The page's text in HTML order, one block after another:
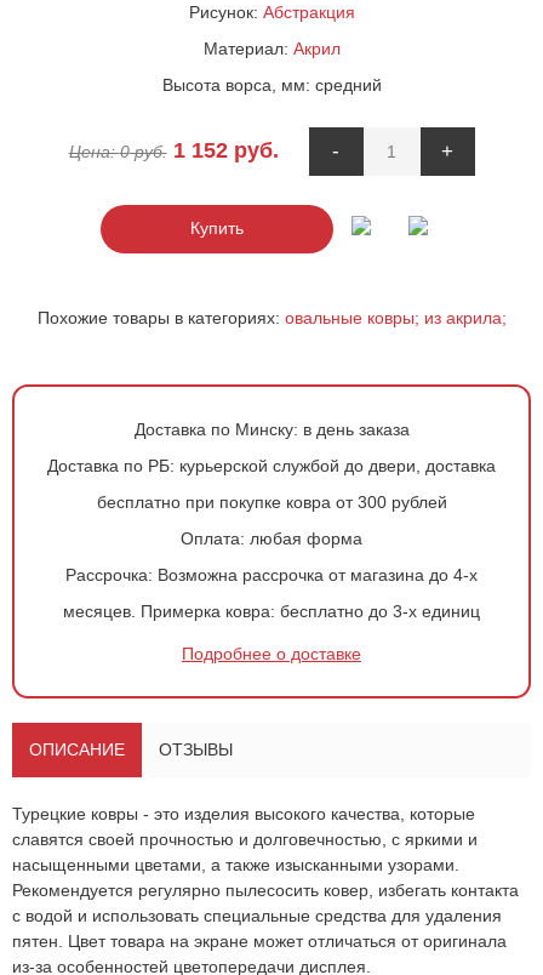
Рисунок: Абстракция
Материал: Акрил
Высота ворса, мм: средний
Цена:0руб. 1 152руб. - +
Купить
Похожие товары в категориях: овальные ковры; из акрила;
Доставка по Минску: в день заказа
Доставка по РБ: курьерской службой до двери, доставка
бесплатно при покупке ковра от 300 рублей
Оплата: любая форма
Рассрочка: Возможна рассрочка от магазина до 4-х
месяцев. Примерка ковра: бесплатно до 3-х единиц
Подробнее о доставке
ОПИСАНИЕ ОТЗЫВЫ
Турецкие ковры - это изделия высокого качества, которые
славятся своей прочностью и долговечностью, с яркими и
насыщенными цветами, а также изысканными узорами.
Рекомендуется регулярно пылесосить ковер, избегать контакта
с водой и использовать специальные средства для удаления
пятен. Цвет товара на экране может отличаться от оригинала
из-за особенностей цветопередачи дисплея.
Оформитьзаказ!